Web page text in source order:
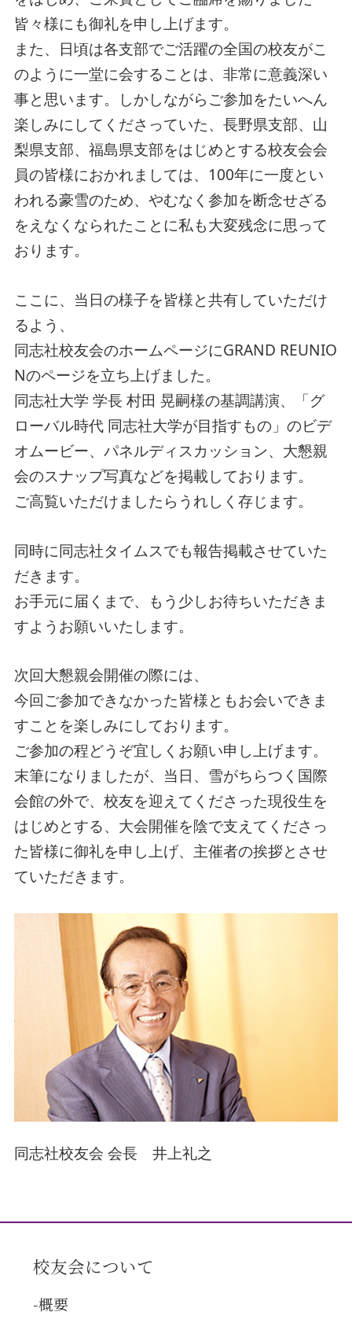
皆々様にも御礼を申し上げます。
また、日頃は各支部でご活躍の全国の校友がこ
のように一堂に会することは、非常に意義深い
事と思います。しかしながらご参加をたいへん
楽しみにしてくださっていた、長野県支部、山
梨県支部、福島県支部をはじめとする校友会会
員の皆様におかれましては、100年に一度とい
われる豪雪のため、やむなく参加を断念せざる
をえなくなられたことに私も大変残念に思って
おります。
ここに、当日の様子を皆様と共有していただけ
るよう、
同志社校友会のホームページにGRAND REUNIO
Nのページを立ち上げました。
同志社大学 学長 村田 晃嗣様の基調講演、「グ
ローバル時代 同志社大学が目指すもの」のビデ
オムービー、パネルディスカッション、大懇親
会のスナップ写真などを掲載しております。
ご高覧いただけましたらうれしく存じます。
同時に同志社タイムスでも報告掲載させていた
だきます。
お手元に届くまで、もう少しお待ちいただきま
すようお願いいたします。
次回大懇親会開催の際には、
今回ご参加できなかった皆様ともお会いできま
すことを楽しみにしております。
ご参加の程どうぞ宜しくお願い申し上げます。
末筆になりましたが、当日、雪がちらつく国際
会館の外で、校友を迎えてくださった現役生を
はじめとする、大会開催を陰で支えてくださっ
た皆様に御礼を申し上げ、主催者の挨拶とさせ
ていただきます。
同志社校友会 会長 井上礼之
校友会について
概要